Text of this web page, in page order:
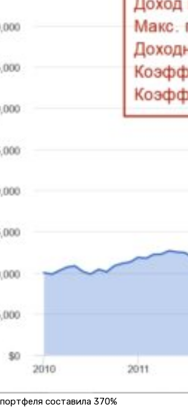
составила 370%